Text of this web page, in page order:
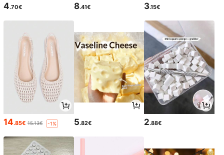
4.70€ 8.41€ 3.15€
14.85€ 15.13€ -1% 5.82€ 2.88€